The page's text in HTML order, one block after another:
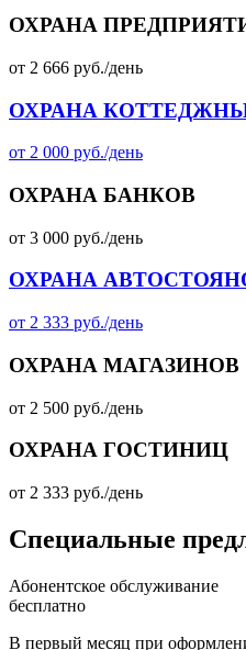
ОХРАНА
от 2 666 руб./день
ОХРАНА
от 2 000 руб./день
ОХРАНА БАНКОВ
от 3 000 руб./день
ОХРАНА
от 2 333 руб./день
ОХРАНА МАГАЗИНОВ
от 2 500 руб./день
ОХРАНА ГОСТИНИЦ
от 2 333 руб./день
Специальные
Абонентское обслуживание
бесплатно
В первый месяц при